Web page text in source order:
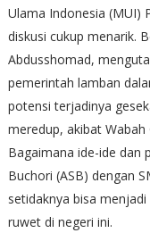
Ulama Indonesia (MUI)
diskusi cukup menarik.
Abdusshomad,
pemerintah lamban
potensi terjadinya
meredup, akibat Wabah
Bagaimana ide-ide dan
Buchori (ASB) dengan
setidaknya bisa
ruwet di negeri ini.